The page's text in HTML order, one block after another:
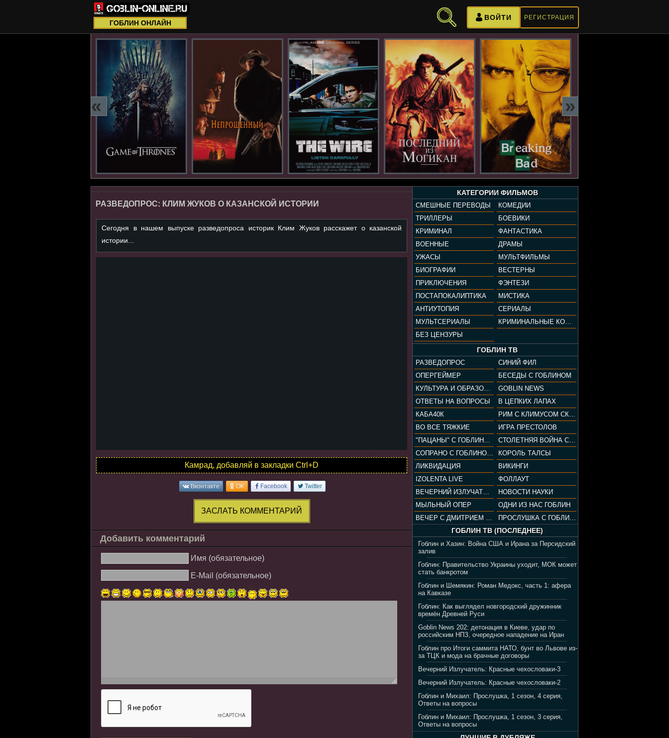
ГОБЛИН ОНЛАЙН
РЕГИСТРАЦИЯ
ВОЙТИ
« »
КАТЕГОРИИ ФИЛЬМОВ
СМЕШНЫЕ ПЕРЕВОДЫ
КОМЕДИИ
ТРИЛЛЕРЫ
БОЕВИКИ
КРИМИНАЛ
ФАНТАСТИКА
ВОЕННЫЕ
ДРАМЫ
УЖАСЫ
МУЛЬТФИЛЬМЫ
БИОГРАФИИ
ВЕСТЕРНЫ
ПРИКЛЮЧЕНИЯ
ФЭНТЕЗИ
ПОСТАПОКАЛИПТИКА
МИСТИКА
АНТИУТОПИЯ
СЕРИАЛЫ
МУЛЬТСЕРИАЛЫ
КРИМИНАЛЬНЫЕ КОМЕДИИ
БЕЗ ЦЕНЗУРЫ
ГОБЛИН ТВ
РАЗВЕДОПРОС
СИНИЙ ФИЛ
ОПЕРГЕЙМЕР
БЕСЕДЫ С ГОБЛИНОМ
КУЛЬТУРА И ОБРАЗОВАНИЕ
GOBLIN NEWS
ОТВЕТЫ НА ВОПРОСЫ
В ЦЕПКИХ ЛАПАХ
КАБА40К
РИМ С КЛИМУСОМ СКАРАБЕУСОМ
ВО ВСЕ ТЯЖКИЕ
ИГРА ПРЕСТОЛОВ
"ПАЦАНЫ" С ГОБЛИНОМ
СТОЛЕТНЯЯ ВОЙНА С КЛИМОМ ЖУКОВЫМ И ГОБЛИНОМ
СОПРАНО С ГОБЛИНОМ (РАЗБОР СЕРИАЛА)
КОРОЛЬ ТАЛСЫ
ЛИКВИДАЦИЯ
ВИКИНГИ
IZOLENTA LIVE
ФОЛЛАУТ
ВЕЧЕРНИЙ ИЗЛУЧАТЕЛЬ
НОВОСТИ НАУКИ
МЫЛЬНЫЙ ОПЕР
ОДНИ ИЗ НАС ГОБЛИН
ВЕЧЕР С ДМИТРИЕМ ПУЧКОВЫМ
ПРОСЛУШКА С ГОБЛИНОМ
ГОБЛИН ТВ (ПОСЛЕДНЕЕ)
Гоблин и Хазин: Война США и Ирана за Персидский
залив
Гоблин: Правительство Украины уходит, МОК может
стать банкротом
Гоблин и Шемякин: Роман Медокс, часть 1: афера
на Кавказе
Гоблин: Как выглядел новгородский дружинник
времён Древней Руси
Goblin News 202: детонация в Киеве, удар по
российским НПЗ, очередное нападение на Иран
Гоблин про Итоги саммита НАТО, бунт во Львове из-
за ТЦК и мода на брачные договоры
Вечерний Излучатель: Красные чехословаки-3
Вечерний Излучатель: Красные чехословаки-2
Гоблин и Михаил: Прослушка, 1 сезон, 4 серия,
Ответы на вопросы
Гоблин и Михаил: Прослушка, 1 сезон, 3 серия,
Ответы на вопросы
РАЗВЕДОПРОС: КЛИМ ЖУКОВ О КАЗАНСКОЙ ИСТОРИИ
Сегодня в нашем выпуске разведопроса историк Клим Жуков расскажет о казанской
истории...
Камрад, добавляй в закладки Ctrl+D
Вконтакте OK Facebook Twitter
ЗАСЛАТЬ КОММЕНТАРИЙ
Добавить комментарий
Имя (обязательное)
E-Mail (обязательное)